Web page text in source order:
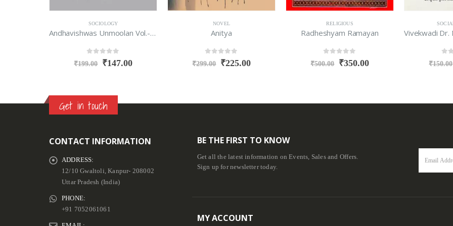
SOCIOLOGY
Andhavishwas Unmoolan Vol.-3 Siddhant
out of 5
₹199.00 ₹147.00
NOVEL
Anitya
out of 5
₹299.00 ₹225.00
RELIGIOUS
Radheshyam Ramayan
out of 5
₹500.00 ₹350.00 ₹150.00
Get in touch
CONTACT INFORMATION
ADDRESS:
12/10 Gwaltoli, Kanpur- 208002
Uttar Pradesh (India)
PHONE:
+91 7052061061
BE THE FIRST TO KNOW
Get all the latest information on Events, Sales and Offers.
Sign up for newsletter today.
MY ACCOUNT